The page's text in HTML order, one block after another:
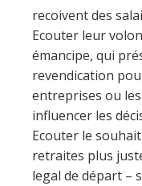
recoivent des
Ecouter leur
émancipe, qui
revendication
entreprises ou
influencer les
Ecouter le
retraites plus
legal de départ –